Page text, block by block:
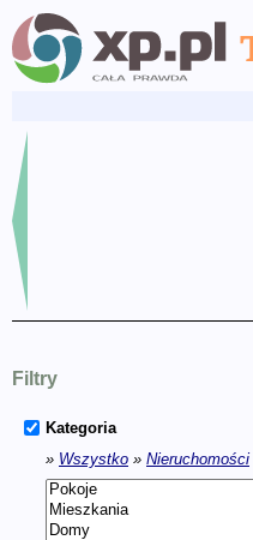
Filtry
Kategoria
» Wszystko » Nieruchomości